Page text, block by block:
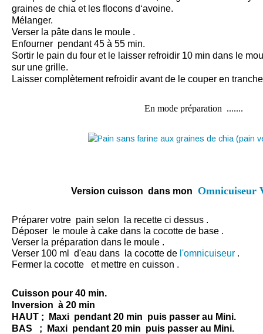
graines de chia et les flocons d‘avoine.
Mélanger.
Verser la pâte dans le moule .
Enfourner pendant 45 à 55 min.
Sortir le pain du four et le laisser refroidir 10 min dans le
sur une grille.
Laisser complètement refroidir avant de le couper en
En mode préparation .......
Version cuisson dans mon Omnicuiseur
Préparer votre pain selon la recette ci dessus .
Déposer le moule à cake dans la cocotte de base .
Verser la préparation dans le moule .
Verser 100 ml d'eau dans la cocotte de l'omnicuiseur .
Fermer la cocotte et mettre en cuisson .
Cuisson pour 40 min.
Inversion à 20 min
HAUT ;
Maxi pendant 20 min puis passer au Mini.
BAS ; Maxi pendant 20 min puis passer au Mini.